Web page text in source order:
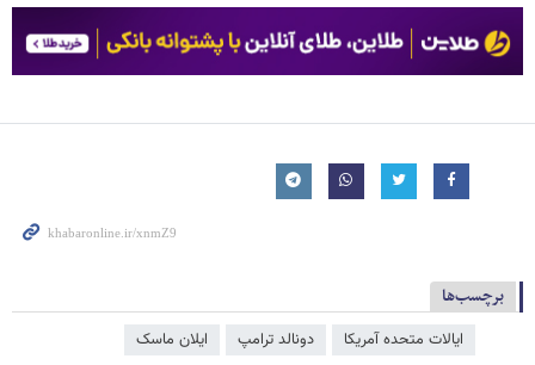
برچسب‌ها
ایالات متحده آمریکا دونالد ترامپ ایلان ماسک